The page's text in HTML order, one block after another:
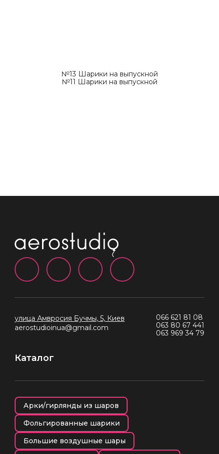
№13 Шарики на выпускной
№11 Шарики на выпускной
улица Амвросия Бучмы, 5, Киев
aerostudioinua@gmail.com
066 621 81 08
063 80 67 441
063 969 34 79
Каталог
Арки/гирлянды из шаров
Фольгированные шарики
Большие воздушные шары